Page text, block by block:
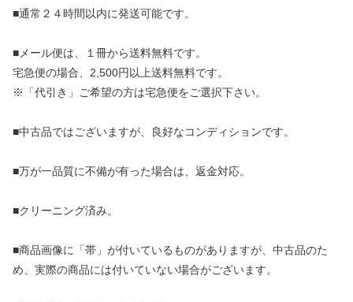
■通常２４時間以内に発送可能です。
■メール便は、１冊から送料無料です。
宅急便の場合、2,500円以上送料無料です。
※「代引き」ご希望の方は宅急便をご選択下さい。
■中古品ではございますが、良好なコンディションです。
■万が一品質に不備が有った場合は、返金対応。
■クリーニング済み。
■商品画像に「帯」が付いているものがありますが、中古品のた
め、実際の商品には付いていない場合がございます。